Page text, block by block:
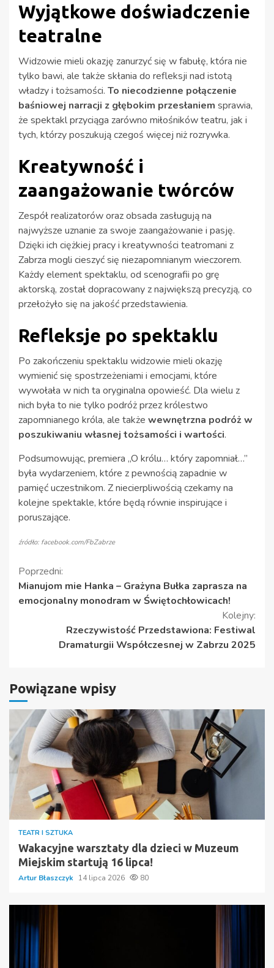
Wyjątkowe doświadczenie
teatralne
Widzowie mieli okazję zanurzyć się w fabułę, która nie
tylko bawi, ale także skłania do refleksji nad istotą
władzy i tożsamości. To niecodzienne połączenie
baśniowej narracji z głębokim przesłaniem sprawia,
że spektakl przyciąga zarówno miłośników teatru, jak i
tych, którzy poszukują czegoś więcej niż rozrywka.
Kreatywność i
zaangażowanie twórców
Zespół realizatorów oraz obsada zasługują na
najwyższe uznanie za swoje zaangażowanie i pasję.
Dzięki ich ciężkiej pracy i kreatywności teatromani z
Zabrza mogli cieszyć się niezapomnianym wieczorem.
Każdy element spektaklu, od scenografii po grę
aktorską, został dopracowany z największą precyzją, co
przełożyło się na jakość przedstawienia.
Refleksje po spektaklu
Po zakończeniu spektaklu widzowie mieli okazję
wymienić się spostrzeżeniami i emocjami, które
wywołała w nich ta oryginalna opowieść. Dla wielu z
nich była to nie tylko podróż przez królestwo
zapomnianego króla, ale także wewnętrzna podróż w
poszukiwaniu własnej tożsamości i wartości.
Podsumowując, premiera „O królu… który zapomniał…”
była wydarzeniem, które z pewnością zapadnie w
pamięć uczestnikom. Z niecierpliwością czekamy na
kolejne spektakle, które będą równie inspirujące i
poruszające.
źródło: facebook.com/FbZabrze
Kontynuuj
czytanie
Poprzedni:
Mianujom mie Hanka – Grażyna Bułka zaprasza na
emocjonalny monodram w Świętochłowicach!
Kolejny:
Rzeczywistość Przedstawiona: Festiwal
Dramaturgii Współczesnej w Zabrzu 2025
Powiązane wpisy
TEATR I SZTUKA
Wakacyjne warsztaty dla dzieci w Muzeum
Miejskim startują 16 lipca!
Artur Błaszczyk 14 lipca 2026 80